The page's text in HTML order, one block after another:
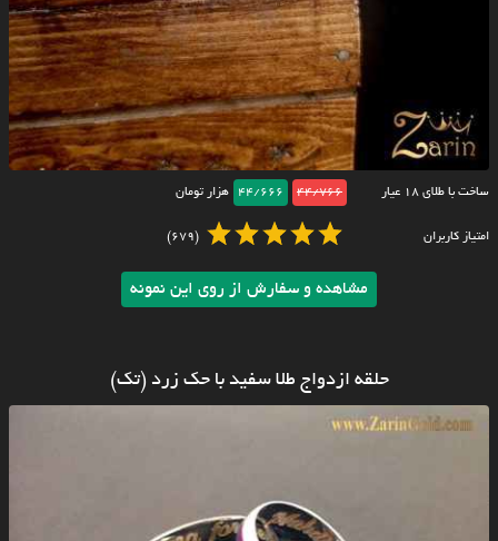
ساخت با طلای ۱۸ عیار 44/766
44/666 هزار تومان
امتیاز کاربران (679)
مشاهده و سفارش از روی این نمونه
حلقه ازدواج طلا سفید با حک زرد (تک)